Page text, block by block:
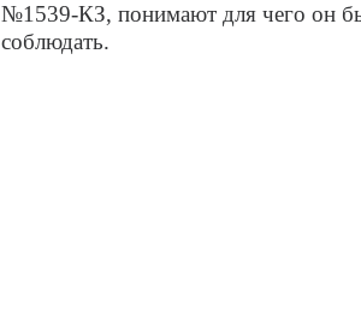
№1539-КЗ, понимают для чего он
соблюдать.